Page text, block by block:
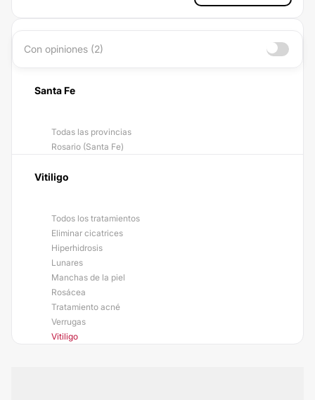
Con opiniones (2)
Santa Fe
Todas las provincias
Rosario (Santa Fe)
Vitiligo
Todos los tratamientos
Eliminar cicatrices
Hiperhidrosis
Lunares
Manchas de la piel
Rosácea
Tratamiento acné
Verrugas
Vitiligo